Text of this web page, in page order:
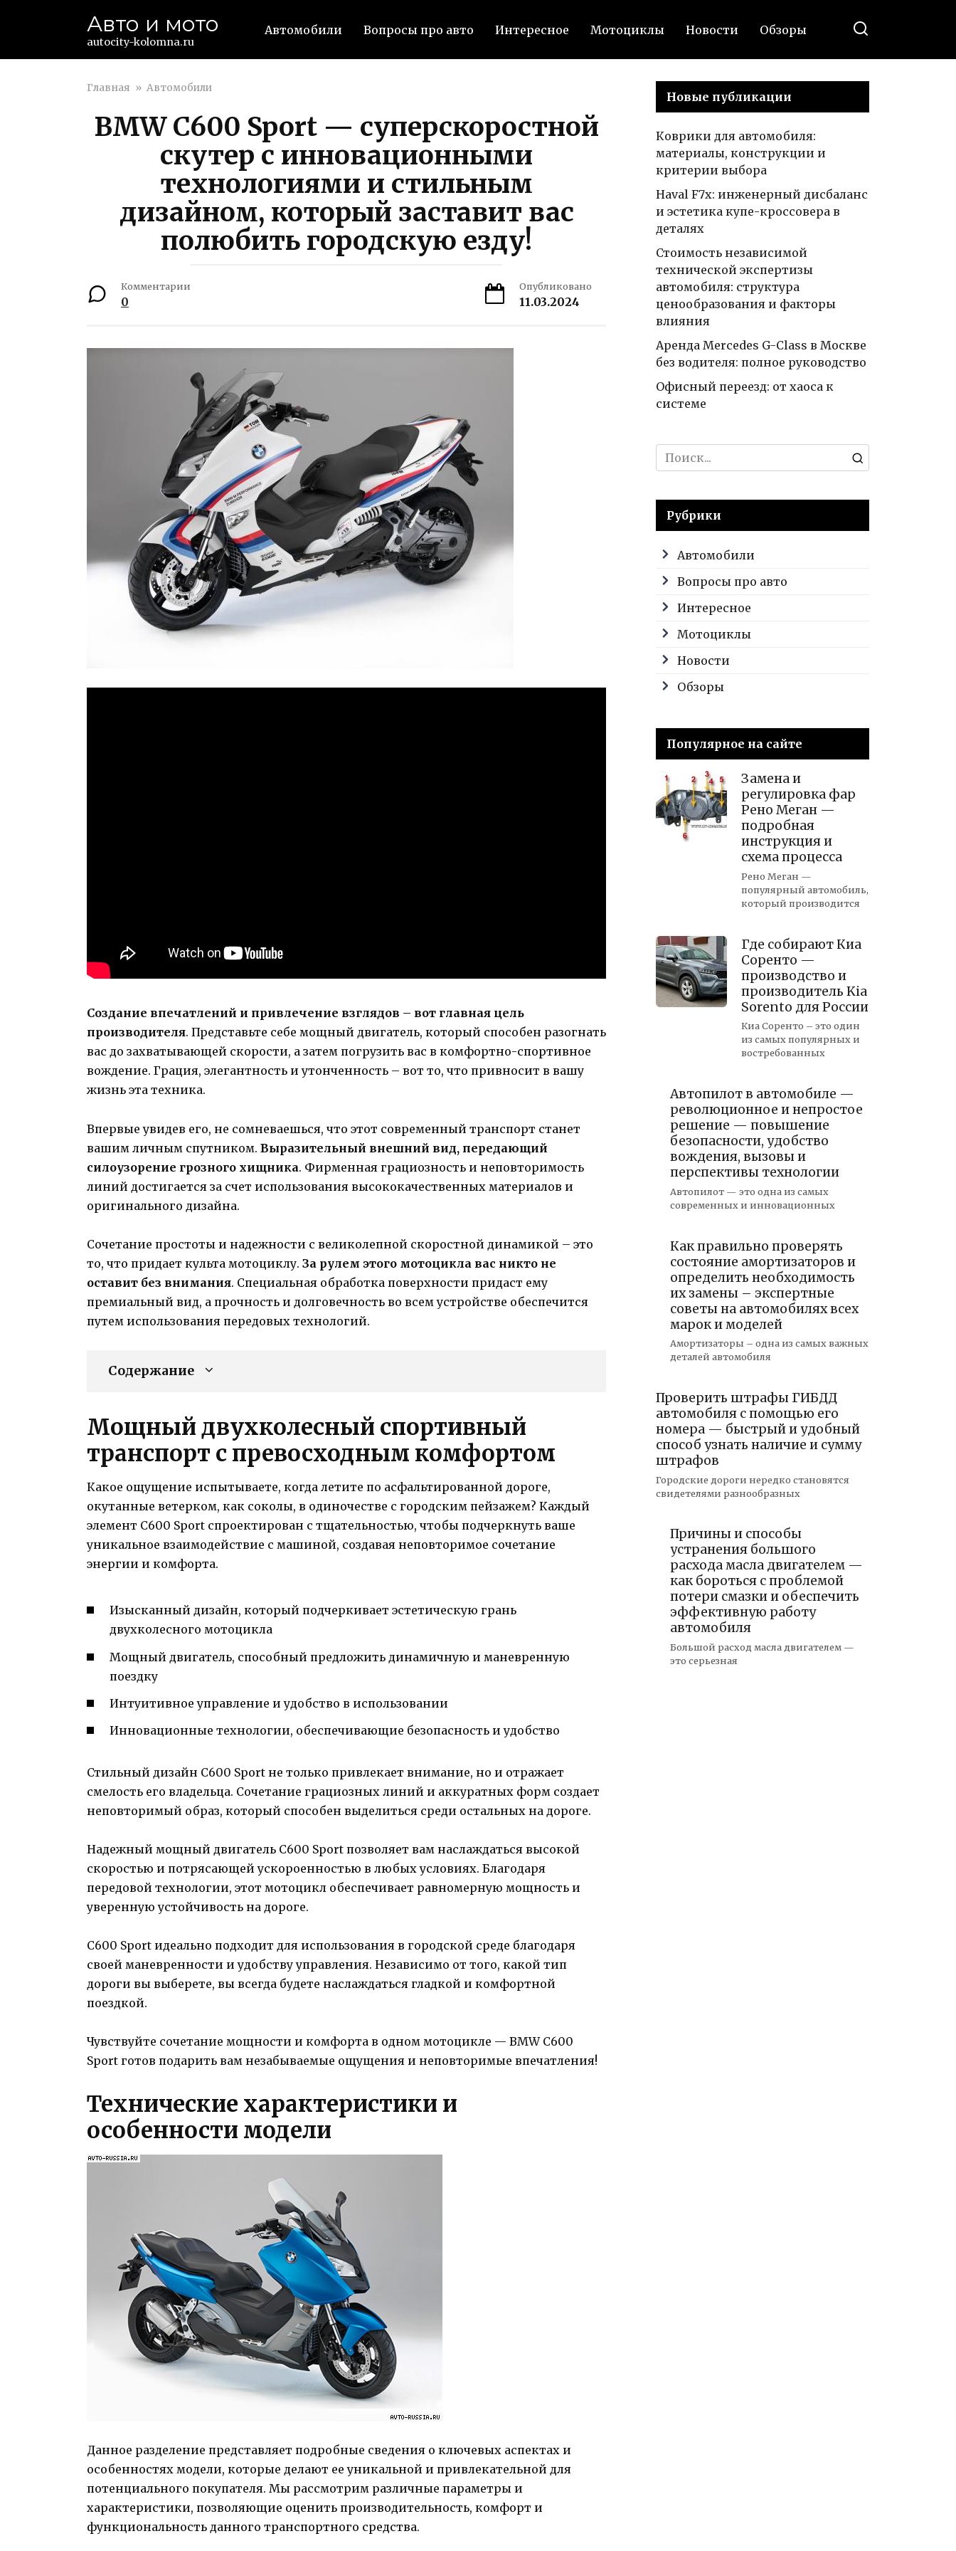
Авто и мото
autocity-kolomna.ru
Автомобили Вопросы про авто Интересное Мотоциклы Новости Обзоры
Главная » Автомобили
BMW C600 Sport — суперскоростной
скутер с инновационными
технологиями и стильным
дизайном, который заставит вас
полюбить городскую езду!
Комментарии
0
Опубликовано
11.03.2024
Создание впечатлений и привлечение взглядов – вот главная цель
производителя. Представьте себе мощный двигатель, который способен разогнать
вас до захватывающей скорости, а затем погрузить вас в комфортно-спортивное
вождение. Грация, элегантность и утонченность – вот то, что привносит в вашу
жизнь эта техника.
Впервые увидев его, не сомневаешься, что этот современный транспорт станет
вашим личным спутником. Выразительный внешний вид, передающий
силоузорение грозного хищника. Фирменная грациозность и неповторимость
линий достигается за счет использования высококачественных материалов и
оригинального дизайна.
Сочетание простоты и надежности с великолепной скоростной динамикой – это
то, что придает культа мотоциклу. За рулем этого мотоцикла вас никто не
оставит без внимания. Специальная обработка поверхности придаст ему
премиальный вид, а прочность и долговечность во всем устройстве обеспечится
путем использования передовых технологий.
Содержание
Мощный двухколесный спортивный
транспорт с превосходным комфортом
Какое ощущение испытываете, когда летите по асфальтированной дороге,
окутанные ветерком, как соколы, в одиночестве с городским пейзажем? Каждый
элемент C600 Sport спроектирован с тщательностью, чтобы подчеркнуть ваше
уникальное взаимодействие с машиной, создавая неповторимое сочетание
энергии и комфорта.
Изысканный дизайн, который подчеркивает эстетическую грань
двухколесного мотоцикла
Мощный двигатель, способный предложить динамичную и маневренную
поездку
Интуитивное управление и удобство в использовании
Инновационные технологии, обеспечивающие безопасность и удобство
Стильный дизайн C600 Sport не только привлекает внимание, но и отражает
смелость его владельца. Сочетание грациозных линий и аккуратных форм создает
неповторимый образ, который способен выделиться среди остальных на дороге.
Надежный мощный двигатель C600 Sport позволяет вам наслаждаться высокой
скоростью и потрясающей ускороенностью в любых условиях. Благодаря
передовой технологии, этот мотоцикл обеспечивает равномерную мощность и
уверенную устойчивость на дороге.
C600 Sport идеально подходит для использования в городской среде благодаря
своей маневренности и удобству управления. Независимо от того, какой тип
дороги вы выберете, вы всегда будете наслаждаться гладкой и комфортной
поездкой.
Чувствуйте сочетание мощности и комфорта в одном мотоцикле — BMW C600
Sport готов подарить вам незабываемые ощущения и неповторимые впечатления!
Технические характеристики и
особенности модели
Данное разделение представляет подробные сведения о ключевых аспектах и
особенностях модели, которые делают ее уникальной и привлекательной для
потенциального покупателя. Мы рассмотрим различные параметры и
характеристики, позволяющие оценить производительность, комфорт и
функциональность данного транспортного средства.
Новые публикации
Коврики для автомобиля:
материалы, конструкции и
критерии выбора
Haval F7x: инженерный дисбаланс
и эстетика купе-кроссовера в
деталях
Стоимость независимой
технической экспертизы
автомобиля: структура
ценообразования и факторы
влияния
Аренда Mercedes G-Class в Москве
без водителя: полное руководство
Офисный переезд: от хаоса к
системе
Search
for:
Рубрики
Автомобили
Вопросы про авто
Интересное
Мотоциклы
Новости
Обзоры
Популярное на сайте
Замена и
регулировка фар
Рено Меган —
подробная
инструкция и
схема процесса
Рено Меган —
популярный автомобиль,
который производится
Где собирают Киа
Соренто —
производство и
производитель Kia
Sorento для России
Киа Соренто – это один
из самых популярных и
востребованных
Автопилот в автомобиле —
революционное и непростое
решение — повышение
безопасности, удобство
вождения, вызовы и
перспективы технологии
Автопилот — это одна из самых
современных и инновационных
Как правильно проверять
состояние амортизаторов и
определить необходимость
их замены – экспертные
советы на автомобилях всех
марок и моделей
Амортизаторы – одна из самых важных
деталей автомобиля
Проверить штрафы ГИБДД
автомобиля с помощью его
номера — быстрый и удобный
способ узнать наличие и сумму
штрафов
Городские дороги нередко становятся
свидетелями разнообразных
Причины и способы
устранения большого
расхода масла двигателем —
как бороться с проблемой
потери смазки и обеспечить
эффективную работу
автомобиля
Большой расход масла двигателем —
это серьезная